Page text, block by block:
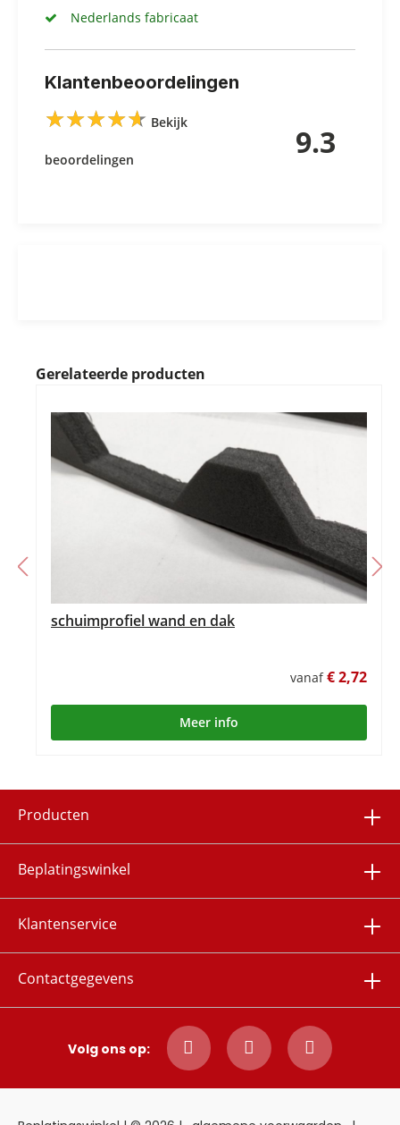
Nederlands fabricaat
Klantenbeoordelingen
★★★★★
★★★★★ Bekijk
beoordelingen 9.3
Gerelateerde producten
schuimprofiel wand en dak
vanaf€ 2,72
Meer info
Producten
Beplatingswinkel
Klantenservice
Contactgegevens
Volg ons op: